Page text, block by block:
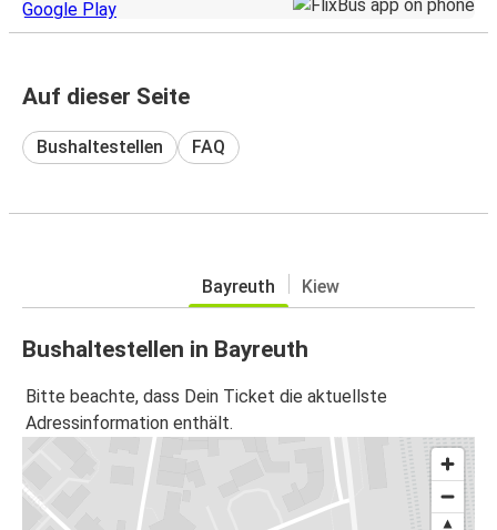
Auf dieser Seite
Bushaltestellen FAQ
Bayreuth Kiew
Bushaltestellen in Bayreuth
Bitte beachte, dass Dein Ticket die aktuellste
Adressinformation enthält.